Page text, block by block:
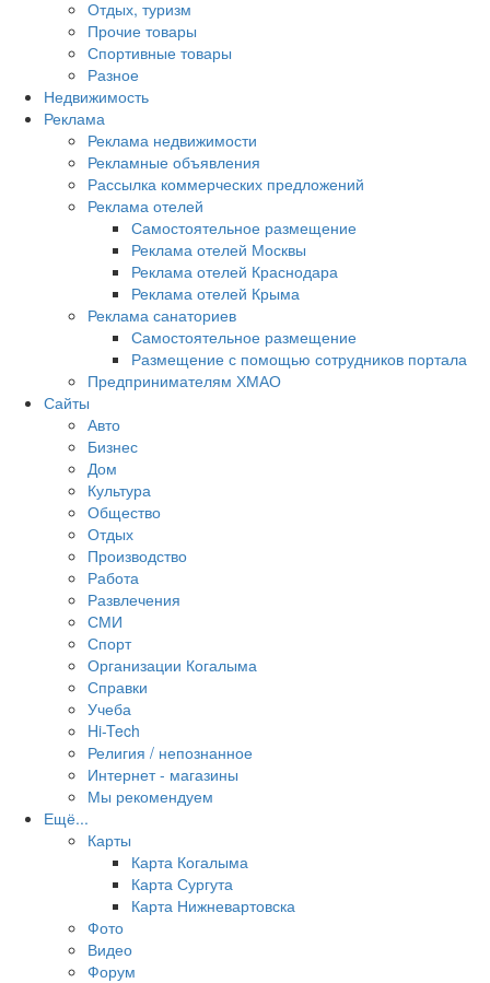
Отдых, туризм
Прочие товары
Спортивные товары
Разное
Недвижимость
Реклама
Реклама недвижимости
Рекламные объявления
Рассылка коммерческих предложений
Реклама отелей
Самостоятельное размещение
Реклама отелей Москвы
Реклама отелей Краснодара
Реклама отелей Крыма
Реклама санаториев
Самостоятельное размещение
Размещение с помощью сотрудников портала
Предпринимателям ХМАО
Сайты
Авто
Бизнес
Дом
Культура
Общество
Отдых
Производство
Работа
Развлечения
СМИ
Спорт
Организации Когалыма
Справки
Учеба
Hi-Tech
Религия / непознанное
Интернет - магазины
Мы рекомендуем
Ещё...
Карты
Карта Когалыма
Карта Сургута
Карта Нижневартовска
Фото
Видео
Форум